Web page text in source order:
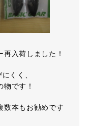
入荷しました！
くく、
です！
数本もお勧めです